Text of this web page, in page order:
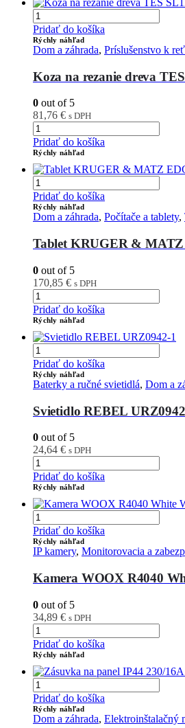
Pridať do košíka
Rýchly náhľad
Dom a záhrada, Príslušenstvo k
Koza na rezanie dreva
0 out of 5
81,76 € s DPH
Pridať do košíka
Rýchly náhľad
Pridať do košíka
Rýchly náhľad
Dom a záhrada, Počítače a tablety,
Tablet KRUGER & MATZ
0 out of 5
170,85 € s DPH
Pridať do košíka
Rýchly náhľad
Pridať do košíka
Rýchly náhľad
Baterky a ručné svietidlá, Dom a
Svietidlo REBEL
0 out of 5
24,64 € s DPH
Pridať do košíka
Rýchly náhľad
Pridať do košíka
Rýchly náhľad
IP kamery, Monitorovacia a
Kamera WOOX R4040
0 out of 5
34,89 € s DPH
Pridať do košíka
Rýchly náhľad
Pridať do košíka
Rýchly náhľad
Dom a záhrada, Elektroinštalačný